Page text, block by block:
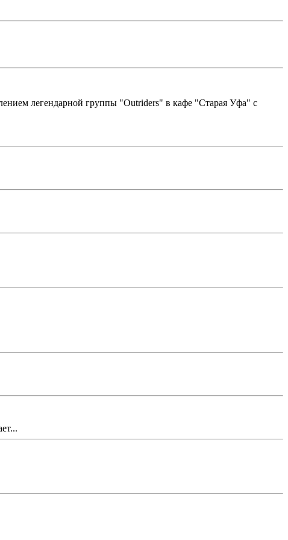
легендарной группы "Outriders" в кафе "Старая Уфа" с